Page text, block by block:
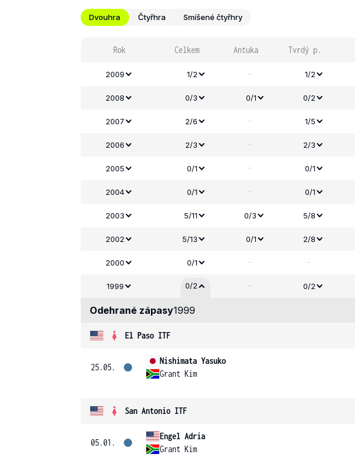
Dvouhra Čtyřhra Smíšené čtyřhry
Rok Celkem Antuka Tvrdý p.
2009 1/2 - 1/2
2008 0/3 0/1 0/2
2007 2/6 - 1/5
2006 2/3 - 2/3
2005 0/1 - 0/1
2004 0/1 - 0/1
2003 5/11 0/3 5/8
2002 5/13 0/1 2/8
2000 0/1 - -
1999 0/2 - 0/2
Odehrané zápasy1999
El Paso ITF
25.05.
Nishimata Yasuko
Grant Kim
San Antonio ITF
05.01.
Engel Adria
Grant Kim